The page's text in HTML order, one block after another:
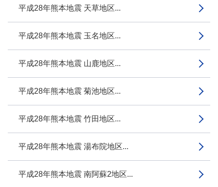
平成28年熊本地震 天草地区...
平成28年熊本地震 玉名地区...
平成28年熊本地震 山鹿地区...
平成28年熊本地震 菊池地区...
平成28年熊本地震 竹田地区...
平成28年熊本地震 湯布院地区...
平成28年熊本地震 南阿蘇2地区...